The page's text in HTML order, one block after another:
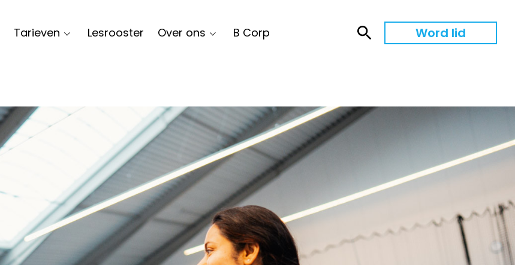
Tarieven Lesrooster Over ons B Corp Word lid